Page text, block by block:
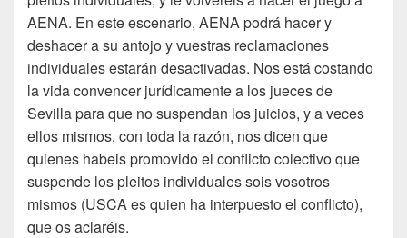
AENA. En este escenario, AENA podrá hacer y
deshacer a su antojo y vuestras reclamaciones
individuales estarán desactivadas. Nos está costando
la vida convencer jurídicamente a los jueces de
Sevilla para que no suspendan los juicios, y a veces
ellos mismos, con toda la razón, nos dicen que
quienes habeis promovido el conflicto colectivo que
suspende los pleitos individuales sois vosotros
mismos (USCA es quien ha interpuesto el conflicto),
que os aclaréis.